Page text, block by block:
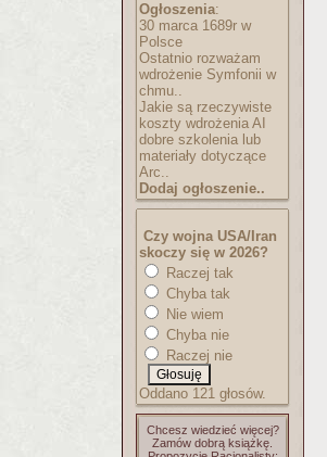
Ogłoszenia:
30 marca 1689r w
Polsce
Ostatnio rozważam
wdrożenie Symfonii w
chmu..
Jakie są rzeczywiste
koszty wdrożenia AI
dobre szkolenia lub
materiały dotyczące
Arc..
Dodaj ogłoszenie..
Czy wojna USA/Iran
skoczy się w 2026?
Raczej tak
Chyba tak
Nie wiem
Chyba nie
Raczej nie
Oddano 121 głosów.
Chcesz wiedzieć więcej?
Zamów dobrą książkę.